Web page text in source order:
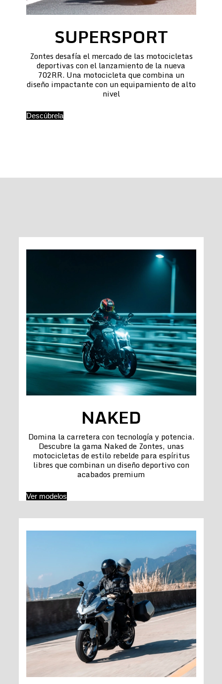
SUPERSPORT
Zontes desafía el mercado de las motocicletas
deportivas con el lanzamiento de la nueva
702RR. Una motocicleta que combina un
diseño impactante con un equipamiento de alto
nivel
Descúbrela
NAKED
Domina la carretera con tecnología y potencia.
Descubre la gama Naked de Zontes, unas
motocicletas de estilo rebelde para espíritus
libres que combinan un diseño deportivo con
acabados premium
Ver modelos